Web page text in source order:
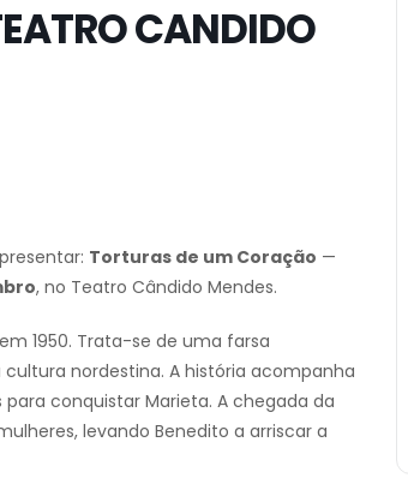
CANDIDO
Torturas de um Coração —
, no Teatro Cândido Mendes.
1950. Trata-se de uma farsa
nordestina. A história acompanha
conquistar Marieta. A chegada da
levando Benedito a arriscar a